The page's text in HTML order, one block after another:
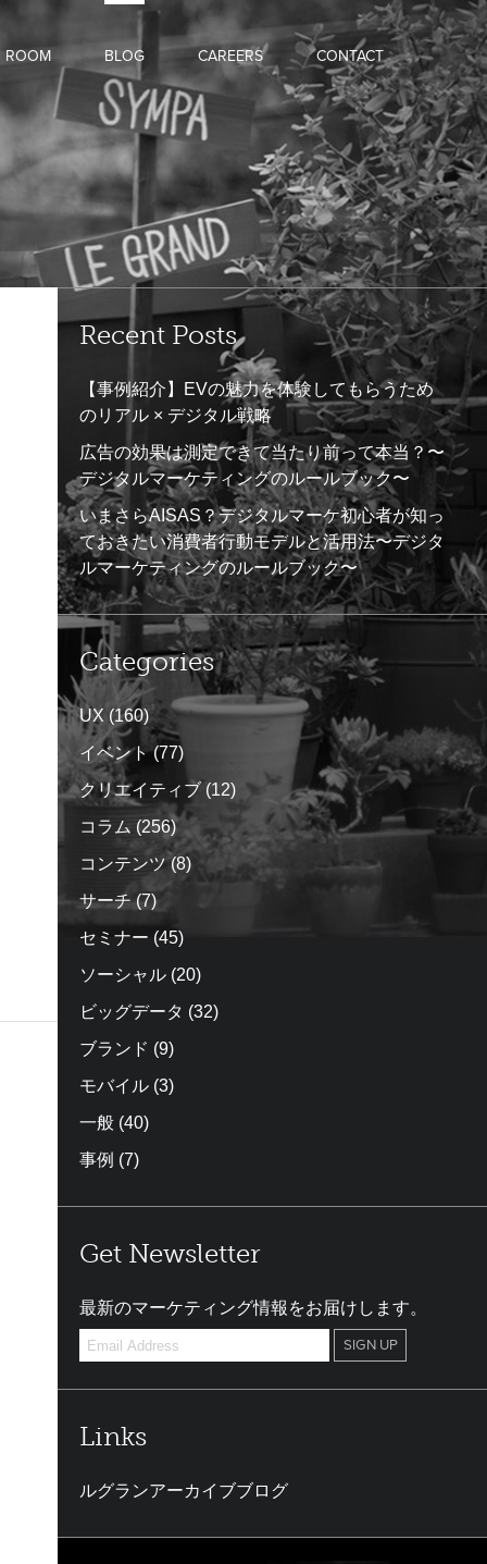
ROOM BLOG CAREERS CONTACT
Recent Posts
【事例紹介】EVの魅力を体験してもらうため
のリアル × デジタル戦略
広告の効果は測定できて当たり前って本当？〜
デジタルマーケティングのルールブック〜
いまさらAISAS？デジタルマーケ初心者が知っ
ておきたい消費者行動モデルと活用法〜デジタ
ルマーケティングのルールブック〜
Categories
UX (160)
イベント(77)
クリエイティブ (12)
コラム (256)
コンテンツ(8)
サーチ(7)
セミナー (45)
ソーシャル (20)
ビッグデータ (32)
ブランド (9)
モバイル (3)
一般 (40)
事例 (7)
Get Newsletter
最新のマーケティング情報をお届けします。
Links
ルグランアーカイブブログ